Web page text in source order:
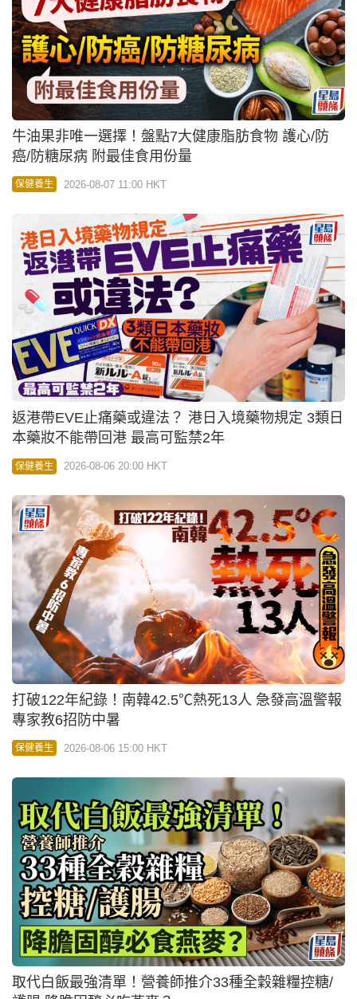
牛油果非唯一選擇！盤點7大健康脂肪食物 護心/防
癌/防糖尿病 附最佳食用份量
保健養生 2026-08-07 11:00 HKT
返港帶EVE止痛藥或違法？ 港日入境藥物規定 3類日
本藥妝不能帶回港 最高可監禁2年
保健養生 2026-08-06 20:00 HKT
打破122年紀錄！南韓42.5℃熱死13人 急發高溫警報
專家教6招防中暑
保健養生 2026-08-06 15:00 HKT
取代白飯最強清單！營養師推介33種全穀雜糧控糖/